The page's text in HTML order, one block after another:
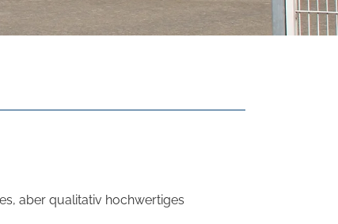
aber qualitativ hochwertiges